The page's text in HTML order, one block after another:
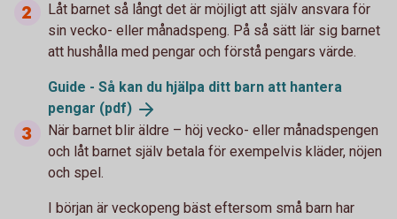
Låt barnet så långt det är möjligt att själv ansvara för
sin vecko- eller månadspeng. På så sätt lär sig barnet
att hushålla med pengar och förstå pengars värde.
Guide - Så kan du hjälpa ditt barn att hantera
pengar (pdf)
När barnet blir äldre – höj vecko- eller månadspengen
och låt barnet själv betala för exempelvis kläder, nöjen
och spel.
I början är veckopeng bäst eftersom små barn har